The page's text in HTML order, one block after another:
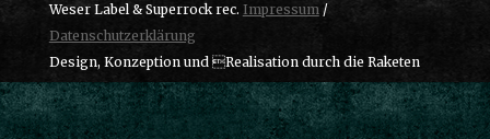
Weser Label & Superrock rec. Impressum/
Datenschutzerklärung
Design, Konzeption und Realisation durch die Raketen